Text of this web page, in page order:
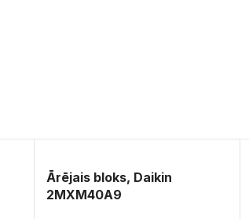
Ārējais bloks, Daikin
2MXM40A9